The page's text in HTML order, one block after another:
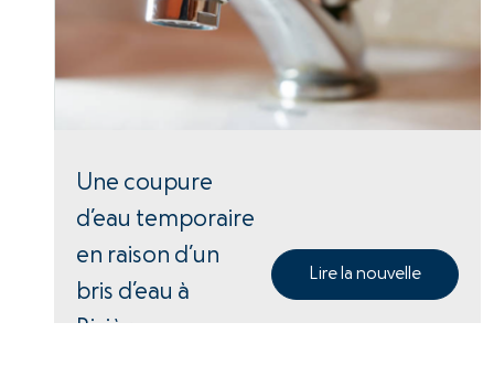
Une coupure
d’eau temporaire
en raison d’un
bris d’eau à
Rivière-
Lire la nouvelle